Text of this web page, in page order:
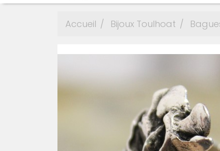
Accueil Bijoux Toulhoat